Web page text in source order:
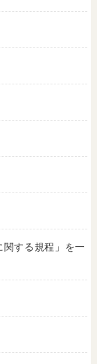
関する規程」を一